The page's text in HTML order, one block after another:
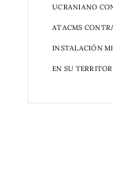
UCRANIANO
ATACMS
INSTALACIÓN
EN SU